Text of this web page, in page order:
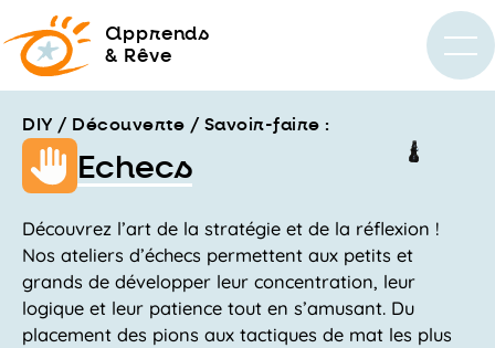
apprends
& Rêve
DIY / Découverte / Savoir-faire :
Echecs
Découvrez l’art de la stratégie et de la réflexion !
Nos ateliers d’échecs permettent aux petits et
grands de développer leur concentration, leur
logique et leur patience tout en s’amusant. Du
placement des pions aux tactiques de mat les plus